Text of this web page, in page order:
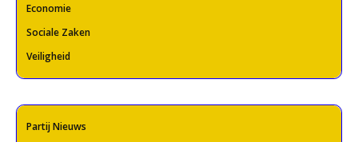
Economie
Sociale Zaken
Veiligheid
Partij Nieuws